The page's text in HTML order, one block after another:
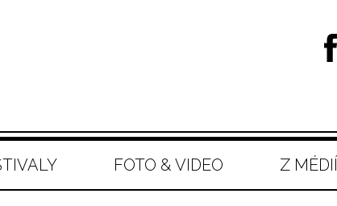
FOTO & VIDEO Z MÉDIÍ